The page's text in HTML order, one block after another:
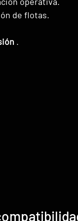
de flotas.
.